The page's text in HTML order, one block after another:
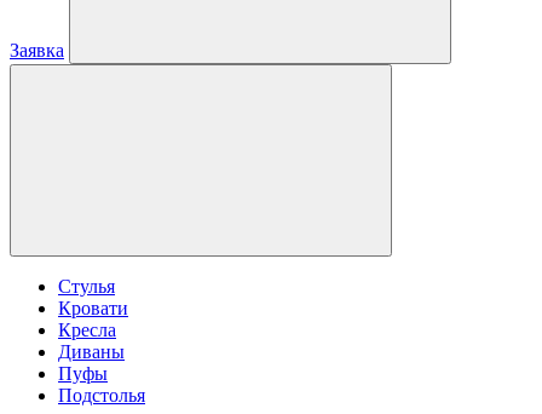
Заявка
Стулья
Кровати
Кресла
Диваны
Пуфы
Подстолья